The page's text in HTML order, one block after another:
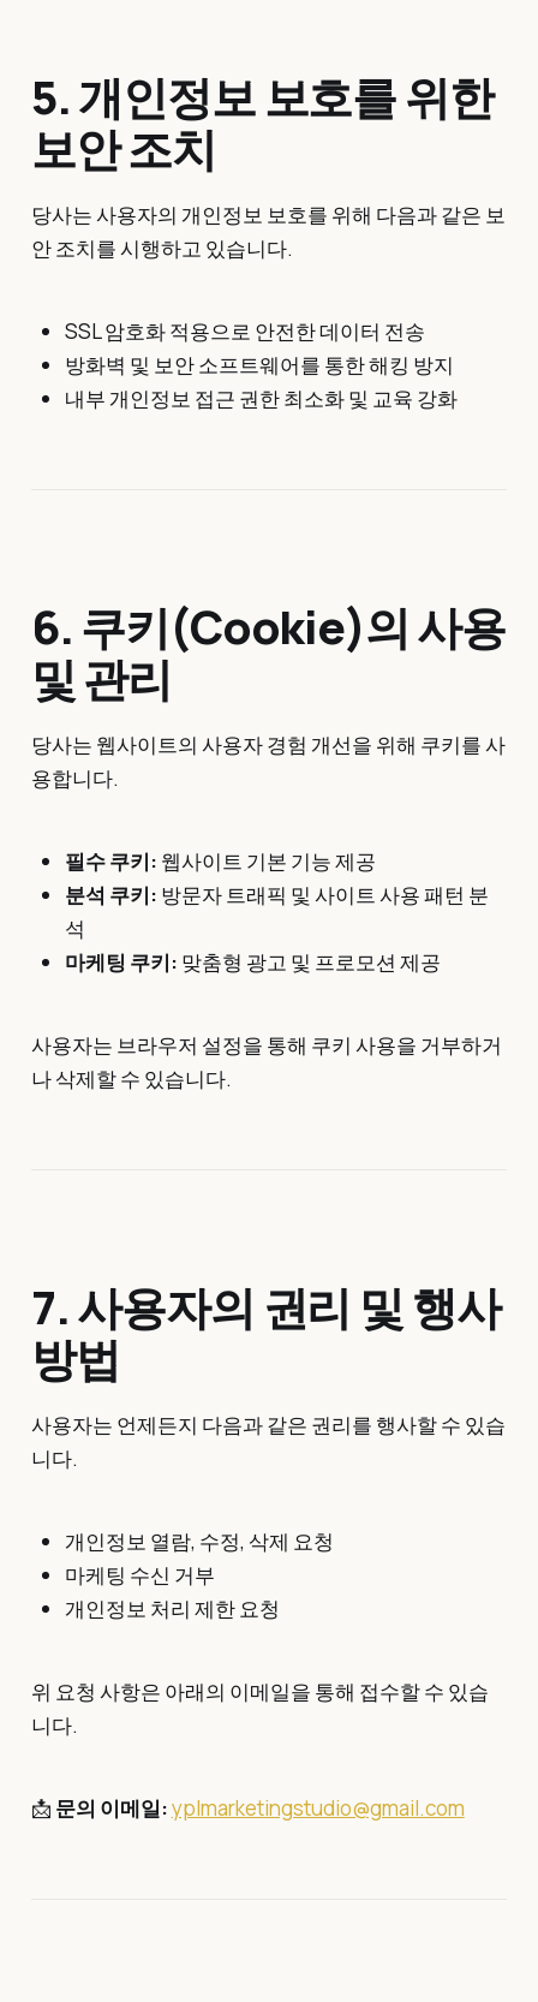
5. 개인정보 보호를 위한
보안 조치
당사는 사용자의 개인정보 보호를 위해 다음과 같은 보
안 조치를 시행하고 있습니다.
SSL 암호화 적용으로 안전한 데이터 전송
방화벽 및 보안 소프트웨어를 통한 해킹 방지
내부 개인정보 접근 권한 최소화 및 교육 강화
6. 쿠키(Cookie)의 사용
및 관리
당사는 웹사이트의 사용자 경험 개선을 위해 쿠키를 사
용합니다.
필수 쿠키: 웹사이트 기본 기능 제공
분석 쿠키: 방문자 트래픽 및 사이트 사용 패턴 분
석
마케팅 쿠키: 맞춤형 광고 및 프로모션 제공
사용자는 브라우저 설정을 통해 쿠키 사용을 거부하거
나 삭제할 수 있습니다.
7. 사용자의 권리 및 행사
방법
사용자는 언제든지 다음과 같은 권리를 행사할 수 있습
니다.
개인정보 열람, 수정, 삭제 요청
마케팅 수신 거부
개인정보 처리 제한 요청
위 요청 사항은 아래의 이메일을 통해 접수할 수 있습
니다.
📩 문의 이메일:yplmarketingstudio@gmail.com